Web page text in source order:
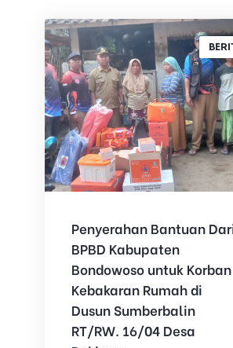
Penyerahan Bantuan
BPBD Kabupaten
Bondowoso untuk Korban
Kebakaran Rumah di
Dusun Sumberbalin
RT/RW. 16/04 Desa